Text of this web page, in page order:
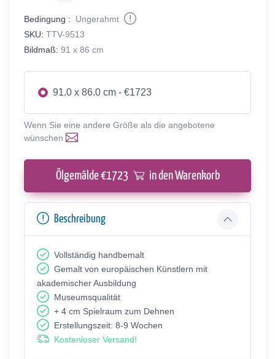
Bedingung :
Ungerahmt
SKU: TTV-9513
Bildmaß: 91 x 86 cm
91.0 x 86.0 cm - €1723
Wenn Sie eine andere Größe als die angebotene
wünschen
Ölgemälde €1723 in den Warenkorb
Beschreibung
Vollständig handbemalt
Gemalt von europäischen Künstlern mit
akademischer Ausbildung
Museumsqualität
+ 4 cm Spielraum zum Dehnen
Erstellungszeit: 8-9 Wochen
Kostenloser Versand!